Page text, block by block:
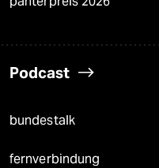
Podcast
bundestalk
fernverbindung